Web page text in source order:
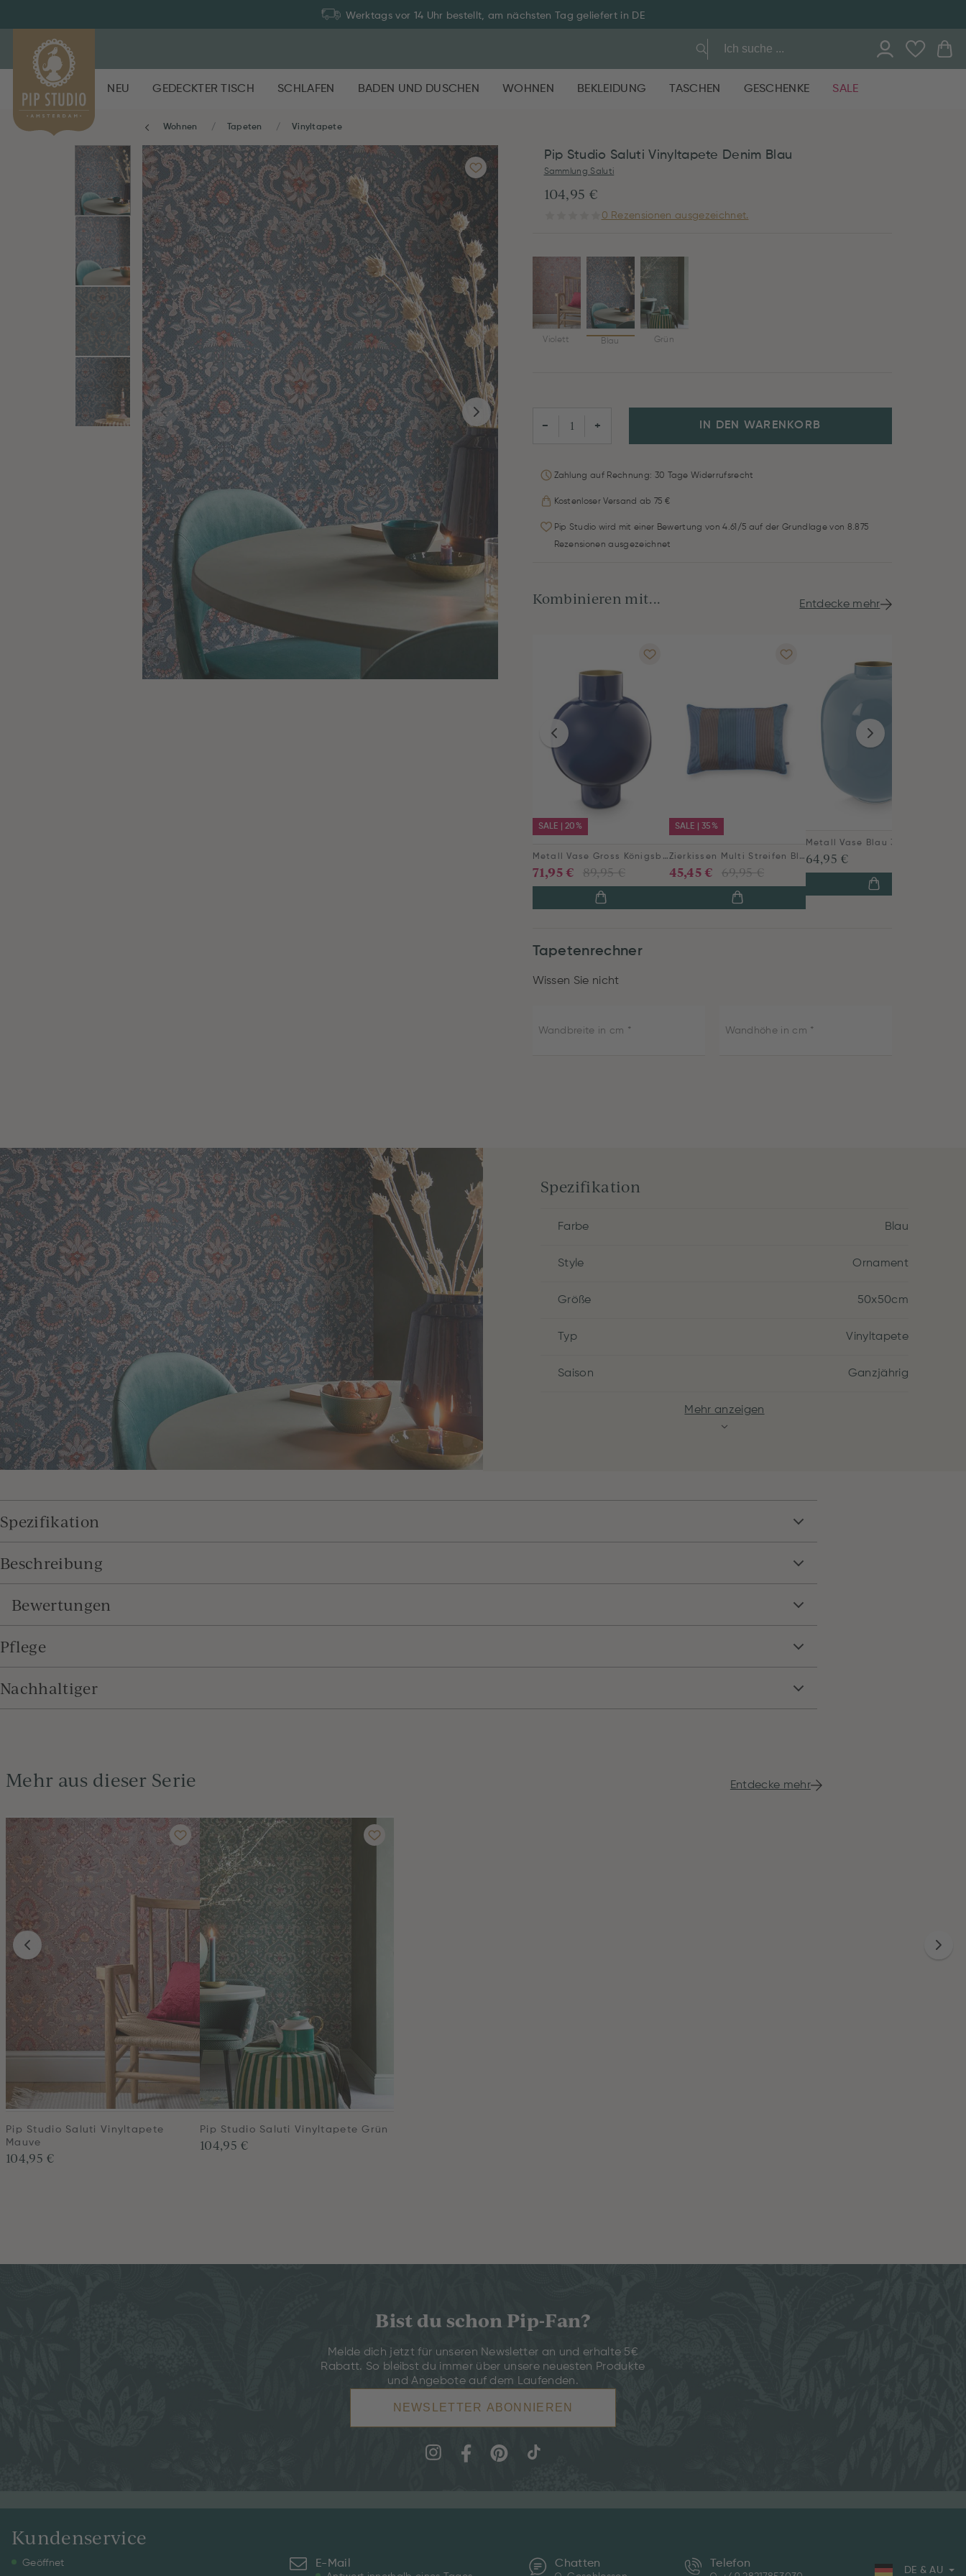
Werktags vor 14 Uhr bestellt, am nächsten Tag geliefert in DE
NEU GEDECKTER TISCH SCHLAFEN BADEN UND DUSCHEN WOHNEN BEKLEIDUNG TASCHEN GESCHENKE SALE
Wohnen Tapeten Vinyltapete
Pip Studio Saluti Vinyltapete Denim Blau
Sammlung Saluti
104,95 €
0 Rezensionen ausgezeichnet.
Violett Blau Grün
− + IN DEN WARENKORB
Zahlung auf Rechnung: 30 Tage Widerrufsrecht
Kostenloser Versand ab 75 €
Pip Studio wird mit einer Bewertung von 4.61/5 auf der Grundlage von 8.875
Rezensionen ausgezeichnet
Kombinieren mit... Entdecke mehr
SALE | 20%
Metall Vase Gross Königsblau 42cm
89,95 €
71,95 €
SALE | 35%
Zierkissen Multi Streifen Blau
69,95 €
45,45 €
Metall Vase Blau 32cm
64,95 €
Tapetenrechner
Wissen Sie nicht
Wandbreite in cm Wandhöhe in cm
Spezifikation
Farbe Blau
Style Ornament
Größe 50x50cm
Typ Vinyltapete
Saison Ganzjährig
Mehr anzeigen
Spezifikation
Beschreibung
Bewertungen
Pflege
Nachhaltiger
Mehr aus dieser Serie Entdecke mehr
Pip Studio Saluti Vinyltapete
Mauve
104,95 €
Pip Studio Saluti Vinyltapete Grün
104,95 €
Bist du schon Pip-Fan?
Melde dich jetzt für unseren Newsletter an und erhalte 5€
Rabatt. So bleibst du immer über unsere neuesten Produkte
und Angebote auf dem Laufenden.
NEWSLETTER ABONNIEREN
Kundenservice
Geöffnet E-Mail Chatten Telefon
DE & AU